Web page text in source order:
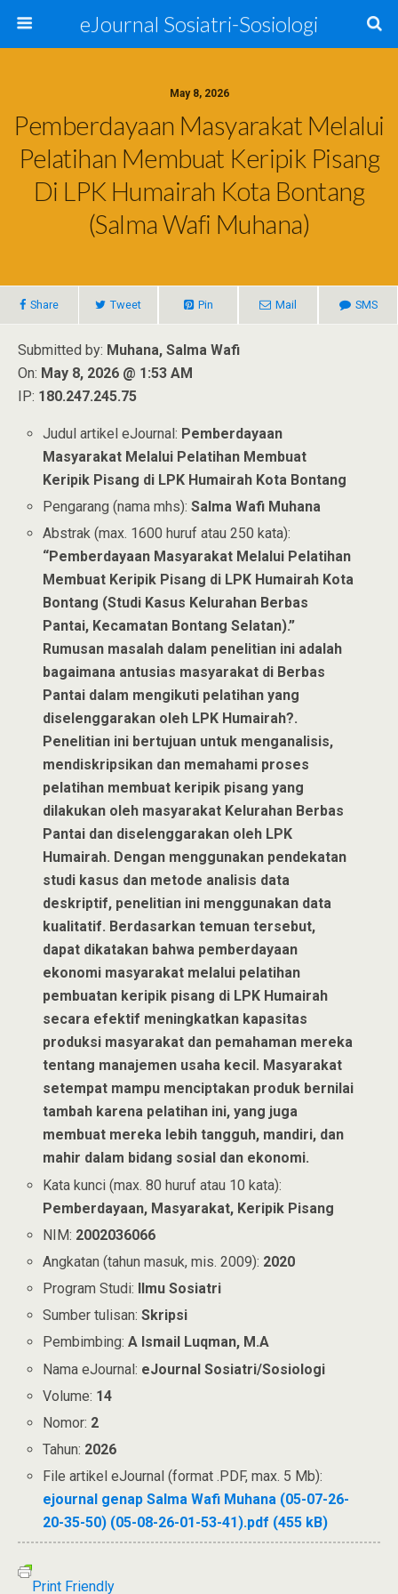
eJournal Sosiatri-Sosiologi
May 8, 2026
Pemberdayaan Masyarakat Melalui
Pelatihan Membuat Keripik Pisang
Di LPK Humairah Kota Bontang
(Salma Wafi Muhana)
Share Tweet Pin Mail SMS
Submitted by: Muhana, Salma Wafi
On: May 8, 2026 @ 1:53 AM
IP: 180.247.245.75
Judul artikel eJournal: Pemberdayaan
Masyarakat Melalui Pelatihan Membuat
Keripik Pisang di LPK Humairah Kota Bontang
Pengarang (nama mhs):Salma Wafi Muhana
Abstrak (max. 1600 huruf atau 250 kata):
“Pemberdayaan Masyarakat Melalui Pelatihan
Membuat Keripik Pisang di LPK Humairah Kota
Bontang (Studi Kasus Kelurahan Berbas
Pantai, Kecamatan Bontang Selatan).”
Rumusan masalah dalam penelitian ini adalah
bagaimana antusias masyarakat di Berbas
Pantai dalam mengikuti pelatihan yang
diselenggarakan oleh LPK Humairah?.
Penelitian ini bertujuan untuk menganalisis,
mendiskripsikan dan memahami proses
pelatihan membuat keripik pisang yang
dilakukan oleh masyarakat Kelurahan Berbas
Pantai dan diselenggarakan oleh LPK
Humairah. Dengan menggunakan pendekatan
studi kasus dan metode analisis data
deskriptif, penelitian ini menggunakan data
kualitatif. Berdasarkan temuan tersebut,
dapat dikatakan bahwa pemberdayaan
ekonomi masyarakat melalui pelatihan
pembuatan keripik pisang di LPK Humairah
secara efektif meningkatkan kapasitas
produksi masyarakat dan pemahaman mereka
tentang manajemen usaha kecil. Masyarakat
setempat mampu menciptakan produk bernilai
tambah karena pelatihan ini, yang juga
membuat mereka lebih tangguh, mandiri, dan
mahir dalam bidang sosial dan ekonomi.
Kata kunci (max. 80 huruf atau 10 kata):
Pemberdayaan, Masyarakat, Keripik Pisang
NIM: 2002036066
Angkatan (tahun masuk, mis. 2009): 2020
Program Studi: Ilmu Sosiatri
Sumber tulisan:Skripsi
Pembimbing:A Ismail Luqman, M.A
Nama eJournal: eJournal Sosiatri/Sosiologi
Volume: 14
Nomor: 2
Tahun: 2026
File artikel eJournal (format .PDF, max. 5 Mb):
ejournal genap Salma Wafi Muhana (05-07-26-
20-35-50) (05-08-26-01-53-41).pdf (455 kB)
Print Friendly